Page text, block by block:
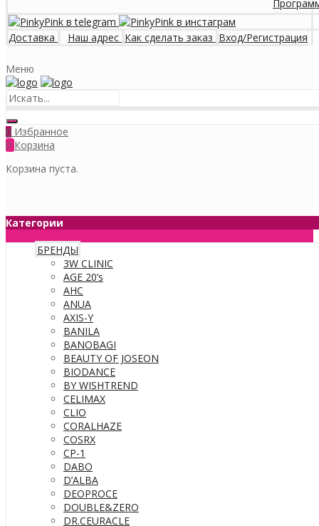
Программа
Доставка Наш адрес Как сделать заказ Вход/Регистрация
Меню
0 Избранное
0 Корзина
Корзина пуста.
Категории
БРЕНДЫ
3W CLINIC
AGE 20’s
AHC
ANUA
AXIS-Y
BANILA
BANOBAGI
BEAUTY OF JOSEON
BIODANCE
BY WISHTREND
CELIMAX
CLIO
CORALHAZE
COSRX
CP-1
DABO
D’ALBA
DEOPROCE
DOUBLE&ZERO
DR.CEURACLE